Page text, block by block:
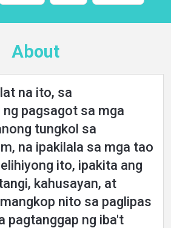
About
na ito, sa
pagsagot sa mga
tungkol sa
na ipakilala sa mga tao
ito, ipakita ang
kahusayan, at
nito sa paglipas
pagtanggap ng iba't